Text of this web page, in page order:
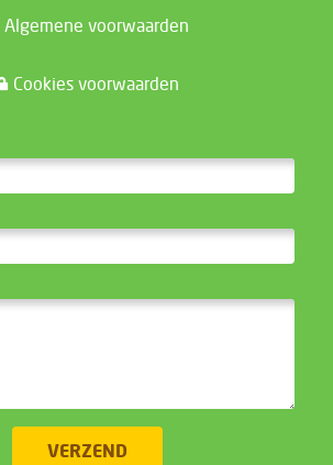
Algemene voorwaarden
Cookies voorwaarden
VERZEND